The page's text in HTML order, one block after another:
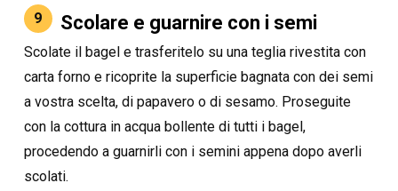
9 Scolare e guarnire con i semi
Scolate il bagel e trasferitelo su una teglia rivestita con
carta forno e ricoprite la superficie bagnata con dei semi
a vostra scelta, di papavero o di sesamo. Proseguite
con la cottura in acqua bollente di tutti i bagel,
procedendo a guarnirli con i semini appena dopo averli
scolati.